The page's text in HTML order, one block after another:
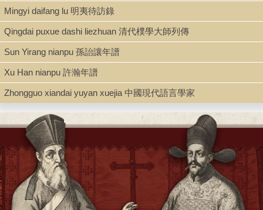
Series
Guoxue jiben congshu 國學基本叢書
Rare Book Stacks
Call Number
B125.H269 J516 1935
Description
2, 4, 152 p. ; 19 cm.
Mingyi daifang lu 明夷待訪錄
Qingdai puxue dashi liezhuan 清代樸學大師列傳
Sun Yirang nianpu 孫詒讓年譜
Xu Han nianpu 許瀚年譜
Zhongguo xiandai yuyan xuejia 中國現代語言學家